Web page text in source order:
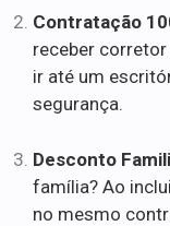
Contratação
receber
ir até um
segurança.
Desconto
família? Ao
no mesmo